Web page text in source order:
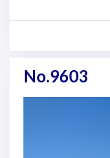
No.9603